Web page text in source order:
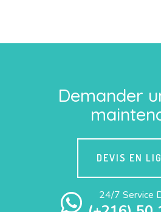
Demander
DEVIS EN
24/7 Service